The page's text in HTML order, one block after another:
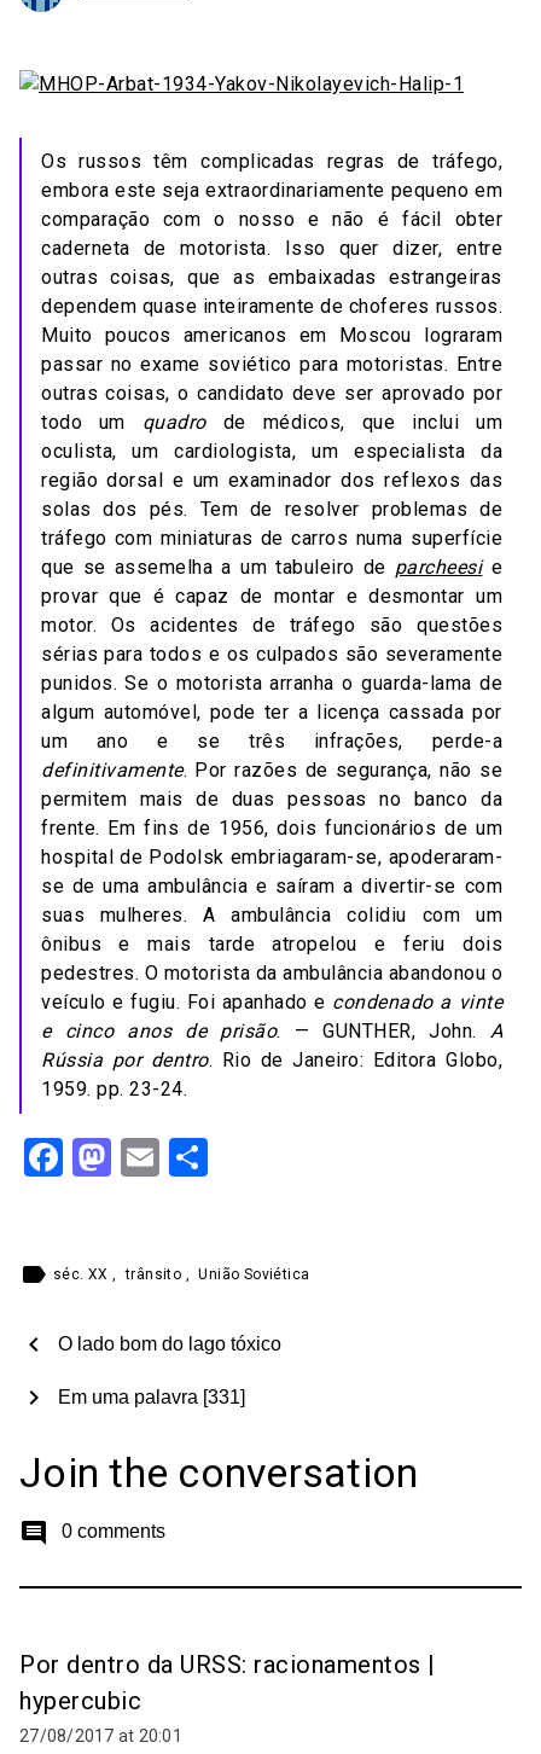
Os russos têm complicadas regras de tráfego,
embora este seja extraordinariamente pequeno em
comparação com o nosso e não é fácil obter
caderneta de motorista. Isso quer dizer, entre
outras coisas, que as embaixadas estrangeiras
dependem quase inteiramente de choferes russos.
Muito poucos americanos em Moscou lograram
passar no exame soviético para motoristas. Entre
outras coisas, o candidato deve ser aprovado por
todo um quadrode médicos, que inclui um
oculista, um cardiologista, um especialista da
região dorsal e um examinador dos reflexos das
solas dos pés. Tem de resolver problemas de
tráfego com miniaturas de carros numa superfície
que se assemelha a um tabuleiro de parcheesie
provar que é capaz de montar e desmontar um
motor. Os acidentes de tráfego são questões
sérias para todos e os culpados são severamente
punidos. Se o motorista arranha o guarda-lama de
algum automóvel, pode ter a licença cassada por
um ano e se três infrações, perde-a
definitivamente. Por razões de segurança, não se
permitem mais de duas pessoas no banco da
frente. Em fins de 1956, dois funcionários de um
hospital de Podolsk embriagaram-se, apoderaram-
se de uma ambulância e saíram a divertir-se com
suas mulheres. A ambulância colidiu com um
ônibus e mais tarde atropelou e feriu dois
pedestres. O motorista da ambulância abandonou o
veículo e fugiu. Foi apanhado e condenado a vinte
e cinco anos de prisão. — GUNTHER, John. A
Rússia por dentro. Rio de Janeiro: Editora Globo,
1959. pp. 23-24.
Facebook
Mastodon
Email
label séc. XX trânsito União Soviética
chevron_left O lado bom do lago tóxico
Em uma palavra [331]
chevron_right
Join the conversation
comment 0 comments
Por dentro da URSS: racionamentos |
hypercubic
27/08/2017 at 20:01